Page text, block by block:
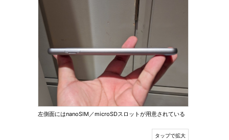
左側面にはnanoSIM／microSDスロットが用意されている